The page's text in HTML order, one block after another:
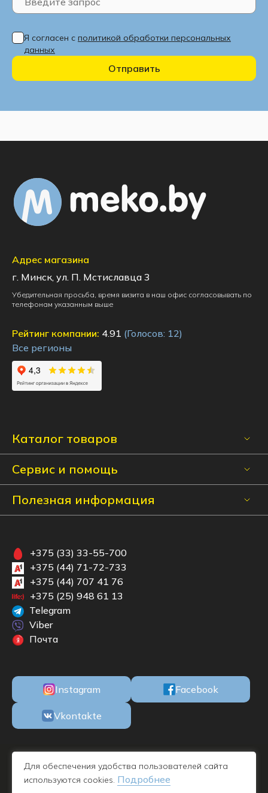
Я согласен с политикой обработки персональных
данных
Отправить
Каталог товаров
Сервис и помощь
Полезная информация
Адрес магазина
г. Минск, ул. П. Мстиславца 3
Убедительная просьба, время визита в наш офис согласовывать по
телефонам указанным выше
Рейтинг компании: 4.91 (Голосов: 12)
Все регионы
+375 (33) 33-55-700
+375 (44) 71-72-733
+375 (44) 707 41 76
+375 (25) 948 61 13
Telegram
Viber
Почта
Instagram Facebook
Vkontakte
Для обеспечения удобства пользователей сайта
используются cookies. Подробнее
ООО «БКМЕБЕЛЬ» Республика Беларусь, 220100, г. Минск, ул. М.
Богдановича, 78, пом. 1Н офис 11, УНП 192732019 - дата